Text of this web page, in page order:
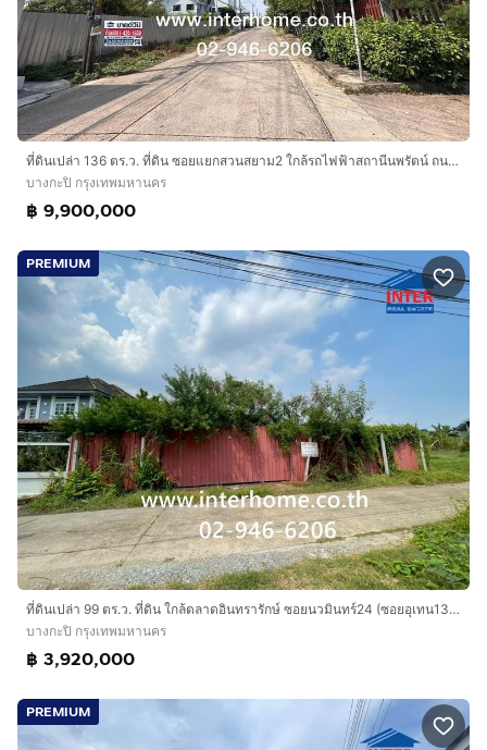
ที่ดินเปล่า 136 ตร.ว. ที่ดิน ซอยแยกสวนสยาม2 ใกล้รถไฟฟ้าสถานีนพรัตน์ ถนนรามอินทรา ถนนเสรีไทย เขตบางกะปิ กรุงเทพมหานคร
บางกะปิ กรุงเทพมหานคร
฿ 9,900,000
PREMIUM
ที่ดินเปล่า 99 ตร.ว. ที่ดิน ใกล้ตลาดอินทรารักษ์ ซอยนวมินทร์24 (ซอยอุเทน13) ถนนนวมินทร์ ถนนเสรีไทย เขตบางกะปิ กรุงเทพมหานคร
บางกะปิ กรุงเทพมหานคร
฿ 3,920,000
PREMIUM